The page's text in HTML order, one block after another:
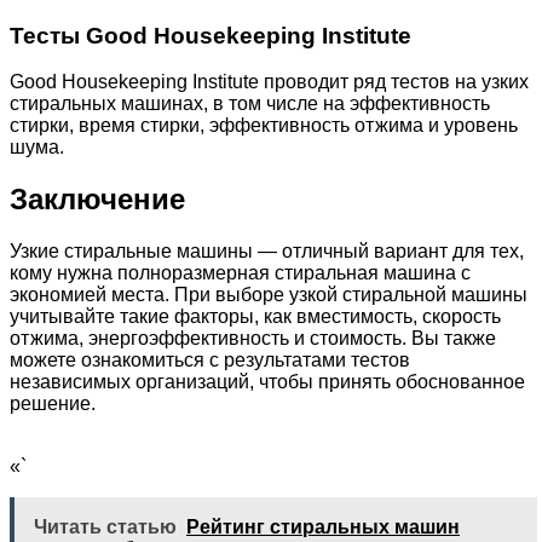
Тесты Good Housekeeping Institute
Good Housekeeping Institute проводит ряд тестов на узких
стиральных машинах, в том числе на эффективность
стирки, время стирки, эффективность отжима и уровень
шума.
Заключение
Узкие стиральные машины — отличный вариант для тех,
кому нужна полноразмерная стиральная машина с
экономией места. При выборе узкой стиральной машины
учитывайте такие факторы, как вместимость, скорость
отжима, энергоэффективность и стоимость. Вы также
можете ознакомиться с результатами тестов
независимых организаций, чтобы принять обоснованное
решение.
«`
Читать статью
Рейтинг стиральных машин